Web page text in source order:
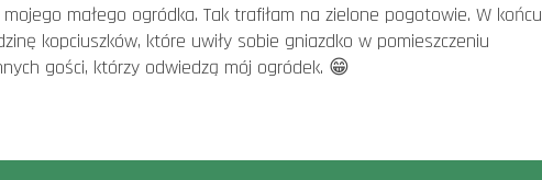
małego ogródka. Tak trafiłam na zielone pogotowie. W końcu
kopciuszków, które uwiły sobie gniazdko w pomieszczeniu
gości, którzy odwiedzą mój ogródek. 😁